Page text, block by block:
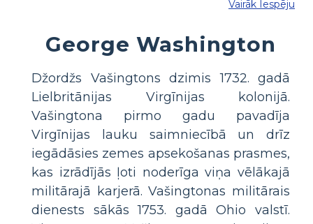
Vairāk Iespēju
George Washington
Džordžs Vašingtons dzimis 1732. gadā
Lielbritānijas Virgīnijas kolonijā.
Vašingtona pirmo gadu pavadīja
Virgīnijas lauku saimniecībā un drīz
iegādāsies zemes apsekošanas prasmes,
kas izrādījās ļoti noderīga viņa vēlākajā
militārajā karjerā. Vašingtonas militārais
dienests sākās 1753. gadā Ohio valstī.